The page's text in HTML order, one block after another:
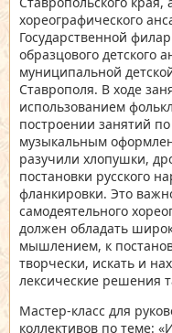
хореографического
Государственной
образцового детского
муниципальной
Ставрополя. В ходе
использованием
построении занятий
музыкальным
разучили хлопушки,
постановки русского
фланкировки. Это
самодеятельного
должен обладать
мышлением, к
творчески, искать и
лексические решения
Мастер-класс для
коллективов по теме: